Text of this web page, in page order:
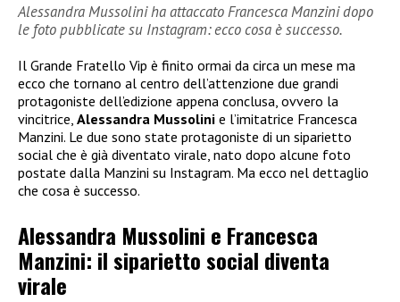
Alessandra Mussolini ha attaccato Francesca Manzini dopo
le foto pubblicate su Instagram: ecco cosa è successo.
Il Grande Fratello Vip è finito ormai da circa un mese ma
ecco che tornano al centro dell’attenzione due grandi
protagoniste dell’edizione appena conclusa, ovvero la
vincitrice, Alessandra Mussolini e l’imitatrice Francesca
Manzini. Le due sono state protagoniste di un siparietto
social che è già diventato virale, nato dopo alcune foto
postate dalla Manzini su Instagram. Ma ecco nel dettaglio
che cosa è successo.
Alessandra Mussolini e Francesca
Manzini: il siparietto social diventa
virale